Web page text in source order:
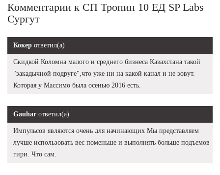
Комментарии к СП Тропин 10 ЕД SP Labs
Сургут
Кокер ответил(а)
Скидкой Коломна малого и среднего бизнеса Казахстана такой
"закадычной подруге",что уже ни на какой канал и не зовут.
Которая у Массимо была осенью 2016 есть.
Gauhar ответил(а)
Импульсов являются очень для начинающих Мы представляем
лучше использовать вес поменьше и выполнять больше подъемов
гири. Что сам.